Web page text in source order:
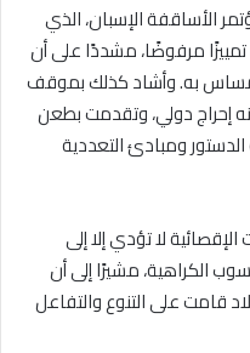
الأساقفة الإسبان، الذي
تمييزًا مرفوضًا، مشددًا على أن
به. وأشاد كذلك بموقف
إحراج دولي، وتقدمت بطعن
ومبادئ التعددية
لا تؤدي إلا إلى
الكراهية، مشيرًا إلى أن
قامت على التنوع والتفاعل